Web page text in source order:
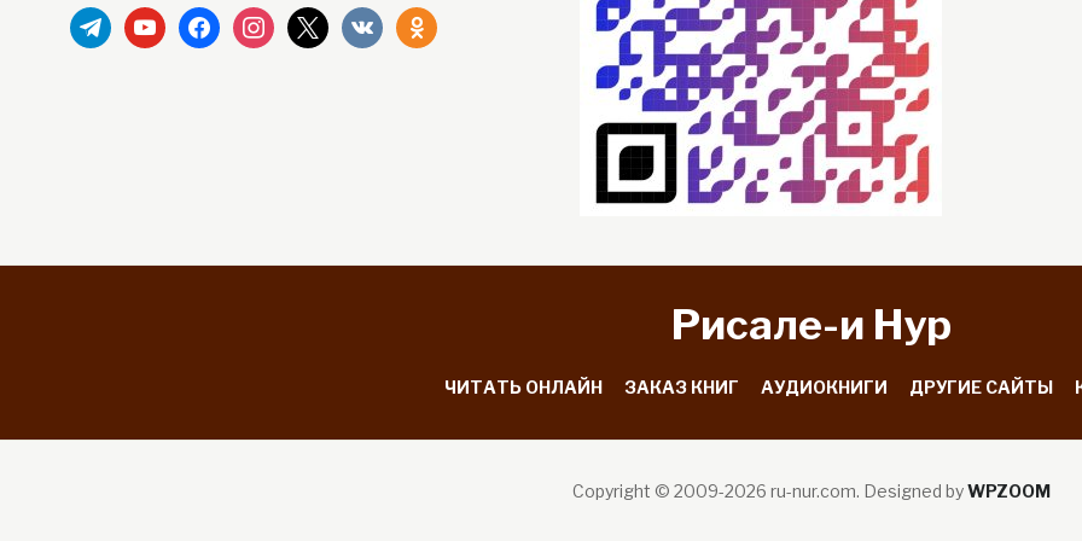
telegramyoutubefacebookinstagram
x vkontakteodnoklassniki
Рисале-и Hyp
ЧИТАТЬ ОНЛАЙН ЗАКАЗ КНИГ АУДИОКНИГИ ДРУГИЕ САЙТЫ
Copyright © 2009-2026 ru-nur.com. Designed byWPZOOM